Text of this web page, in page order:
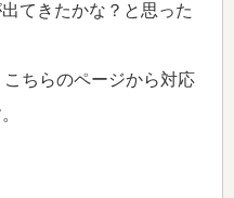
てきたかな？と思った
ちらのページから対応